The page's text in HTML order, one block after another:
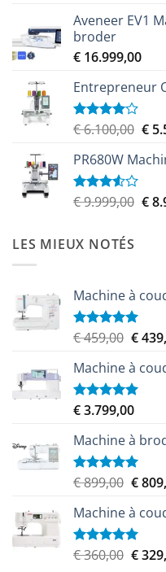
€
Aveneer EV1
broder
€ 16.999,00
Entrepreneur
Note
5
€6.100,00 Le
€
€
PR680W
Note
€9.999,00 Le
€
LES MIEUX NOTÉS
Machine à
Note5.00
€459,00 Le
initial
était :
€
€
Machine à
Note5.00
€3.799,00
Machine à
Note5.00
€899,00 Le
initial
était :
€
€
Machine à
Note5.00
€360,00 Le
€